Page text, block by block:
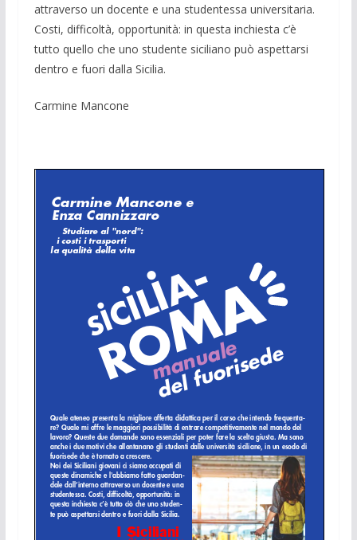
attraverso un docente e una studentessa universitaria.
Costi, difficoltà, opportunità: in questa inchiesta c’è
tutto quello che uno studente siciliano può aspettarsi
dentro e fuori dalla Sicilia.
Carmine Mancone